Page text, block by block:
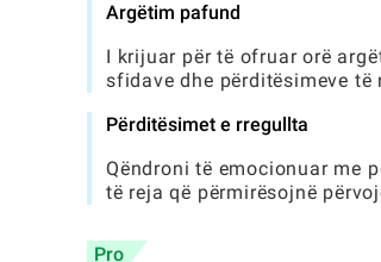
Argëtim pafund
I krijuar për të ofruar orë
sfidave dhe përditësimeve të
Përditësimet e rregullta
Qëndroni të emocionuar me
të reja që përmirësojnë
Pro